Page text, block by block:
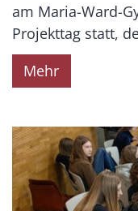
am Maria-Ward-
Projekttag statt,
Mehr